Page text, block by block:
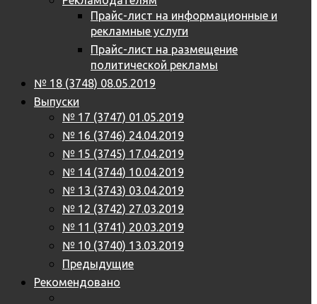
Прайс-лист на информационные и
рекламные услуги
Прайс-лист на размещение
политической рекламы
№ 18 (3748) 08.05.2019
Выпуски
№ 17 (3747) 01.05.2019
№ 16 (3746) 24.04.2019
№ 15 (3745) 17.04.2019
№ 14 (3744) 10.04.2019
№ 13 (3743) 03.04.2019
№ 12 (3742) 27.03.2019
№ 11 (3741) 20.03.2019
№ 10 (3740) 13.03.2019
Предыдущие
Рекомендовано